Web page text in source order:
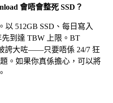
會唔會整死 SSD？
以 512GB SSD、每日寫入
先到達 TBW 上限。BT
誇大咗——只要唔係 24/7 狂
。如果你真係擔心，可以將